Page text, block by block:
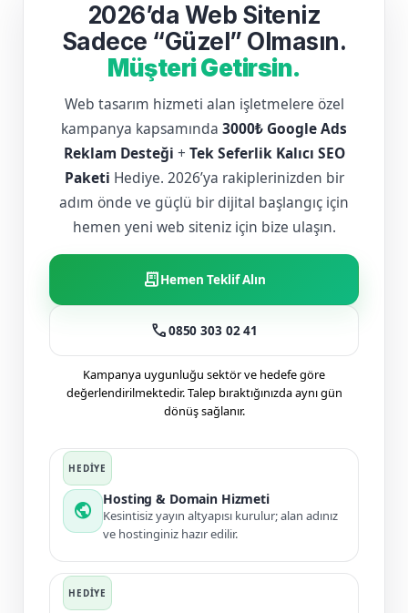
2026’da Web Siteniz
Sadece “Güzel” Olmasın.
Müşteri Getirsin.
Web tasarım hizmeti alan işletmelere özel
kampanya kapsamında 3000₺ Google Ads
Reklam Desteği + Tek Seferlik Kalıcı SEO
Paketi Hediye. 2026’ya rakiplerinizden bir
adım önde ve güçlü bir dijital başlangıç için
hemen yeni web siteniz için bize ulaşın.
receipt_longHemen Teklif Alın
call0850 303 02 41
Kampanya uygunluğu sektör ve hedefe göre
değerlendirilmektedir. Talep bıraktığınızda aynı gün
dönüş sağlanır.
public
Hosting & Domain Hizmeti
Kesintisiz yayın altyapısı kurulur; alan adınız
ve hostinginiz hazır edilir.